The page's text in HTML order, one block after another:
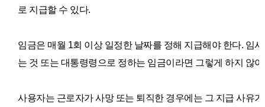
로 지급할 수 있다.
임금은 매월 1회 이상 일정한 날짜를 정해 지급해야 한다. 임
는 것 또는 대통령령으로 정하는 임금이라면 그렇게 하지 않
사용자는 근로자가 사망 또는 퇴직한 경우에는 그 지급 사유